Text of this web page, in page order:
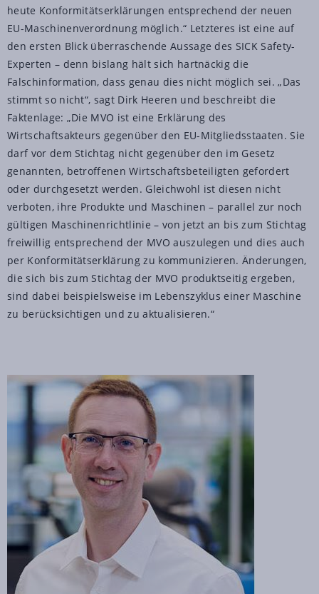
heute Konformitätserklärungen entsprechend der neuen
EU-Maschinenverordnung möglich.“ Letzteres ist eine auf
den ersten Blick überraschende Aussage des SICK Safety-
Experten – denn bislang hält sich hartnäckig die
Falschinformation, dass genau dies nicht möglich sei. „Das
stimmt so nicht“, sagt Dirk Heeren und beschreibt die
Faktenlage: „Die MVO ist eine Erklärung des
Wirtschaftsakteurs gegenüber den EU-Mitgliedsstaaten. Sie
darf vor dem Stichtag nicht gegenüber den im Gesetz
genannten, betroffenen Wirtschaftsbeteiligten gefordert
oder durchgesetzt werden. Gleichwohl ist diesen nicht
verboten, ihre Produkte und Maschinen – parallel zur noch
gültigen Maschinenrichtlinie – von jetzt an bis zum Stichtag
freiwillig entsprechend der MVO auszulegen und dies auch
per Konformitätserklärung zu kommunizieren. Änderungen,
die sich bis zum Stichtag der MVO produktseitig ergeben,
sind dabei beispielsweise im Lebenszyklus einer Maschine
zu berücksichtigen und zu aktualisieren.“